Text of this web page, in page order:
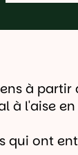
à
à l'aise
qui ont